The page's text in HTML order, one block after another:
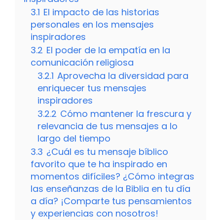
3.1 El impacto de las historias
personales en los mensajes
inspiradores
3.2 El poder de la empatía en la
comunicación religiosa
3.2.1 Aprovecha la diversidad para
enriquecer tus mensajes
inspiradores
3.2.2 Cómo mantener la frescura y
relevancia de tus mensajes a lo
largo del tiempo
3.3 ¿Cuál es tu mensaje bíblico
favorito que te ha inspirado en
momentos difíciles? ¿Cómo integras
las enseñanzas de la Biblia en tu día
a día? ¡Comparte tus pensamientos
y experiencias con nosotros!